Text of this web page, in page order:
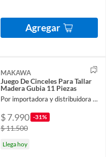
Agregar
MAKAWA
Juego De Cinceles Para Tallar
Madera Gubia 11 Piezas
Por importadora y distribuidora ferroelectronic spa
$ 7.990 -31%
$ 11.500
Llega hoy